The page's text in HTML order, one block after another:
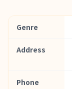
Genre
Address
Phone